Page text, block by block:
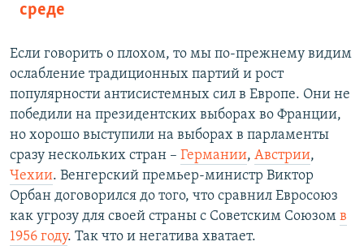
среде
Если говорить о плохом, то мы по-прежнему видим
ослабление традиционных партий и рост
популярности антисистемных сил в Европе. Они не
победили на президентских выборах во Франции,
но хорошо выступили на выборах в парламенты
сразу нескольких стран – Германии, Австрии,
Чехии. Венгерский премьер-министр Виктор
Орбан договорился до того, что сравнил Евросоюз
как угрозу для своей страны с Советским Союзом в
1956 году. Так что и негатива хватает.